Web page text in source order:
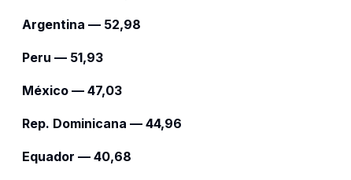
Argentina — 52,98
Peru — 51,93
México — 47,03
Rep. Dominicana — 44,96
Equador — 40,68